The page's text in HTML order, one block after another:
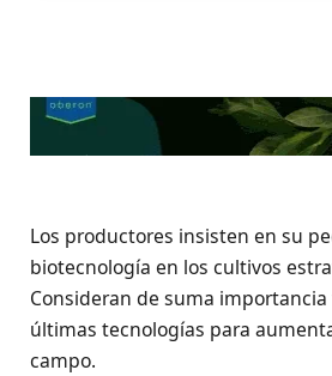
Los productores insisten en su
biotecnología en los cultivos
Consideran de suma
últimas tecnologías para
campo.